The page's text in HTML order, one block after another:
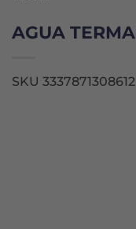
AGUA
SKU 3337871308612